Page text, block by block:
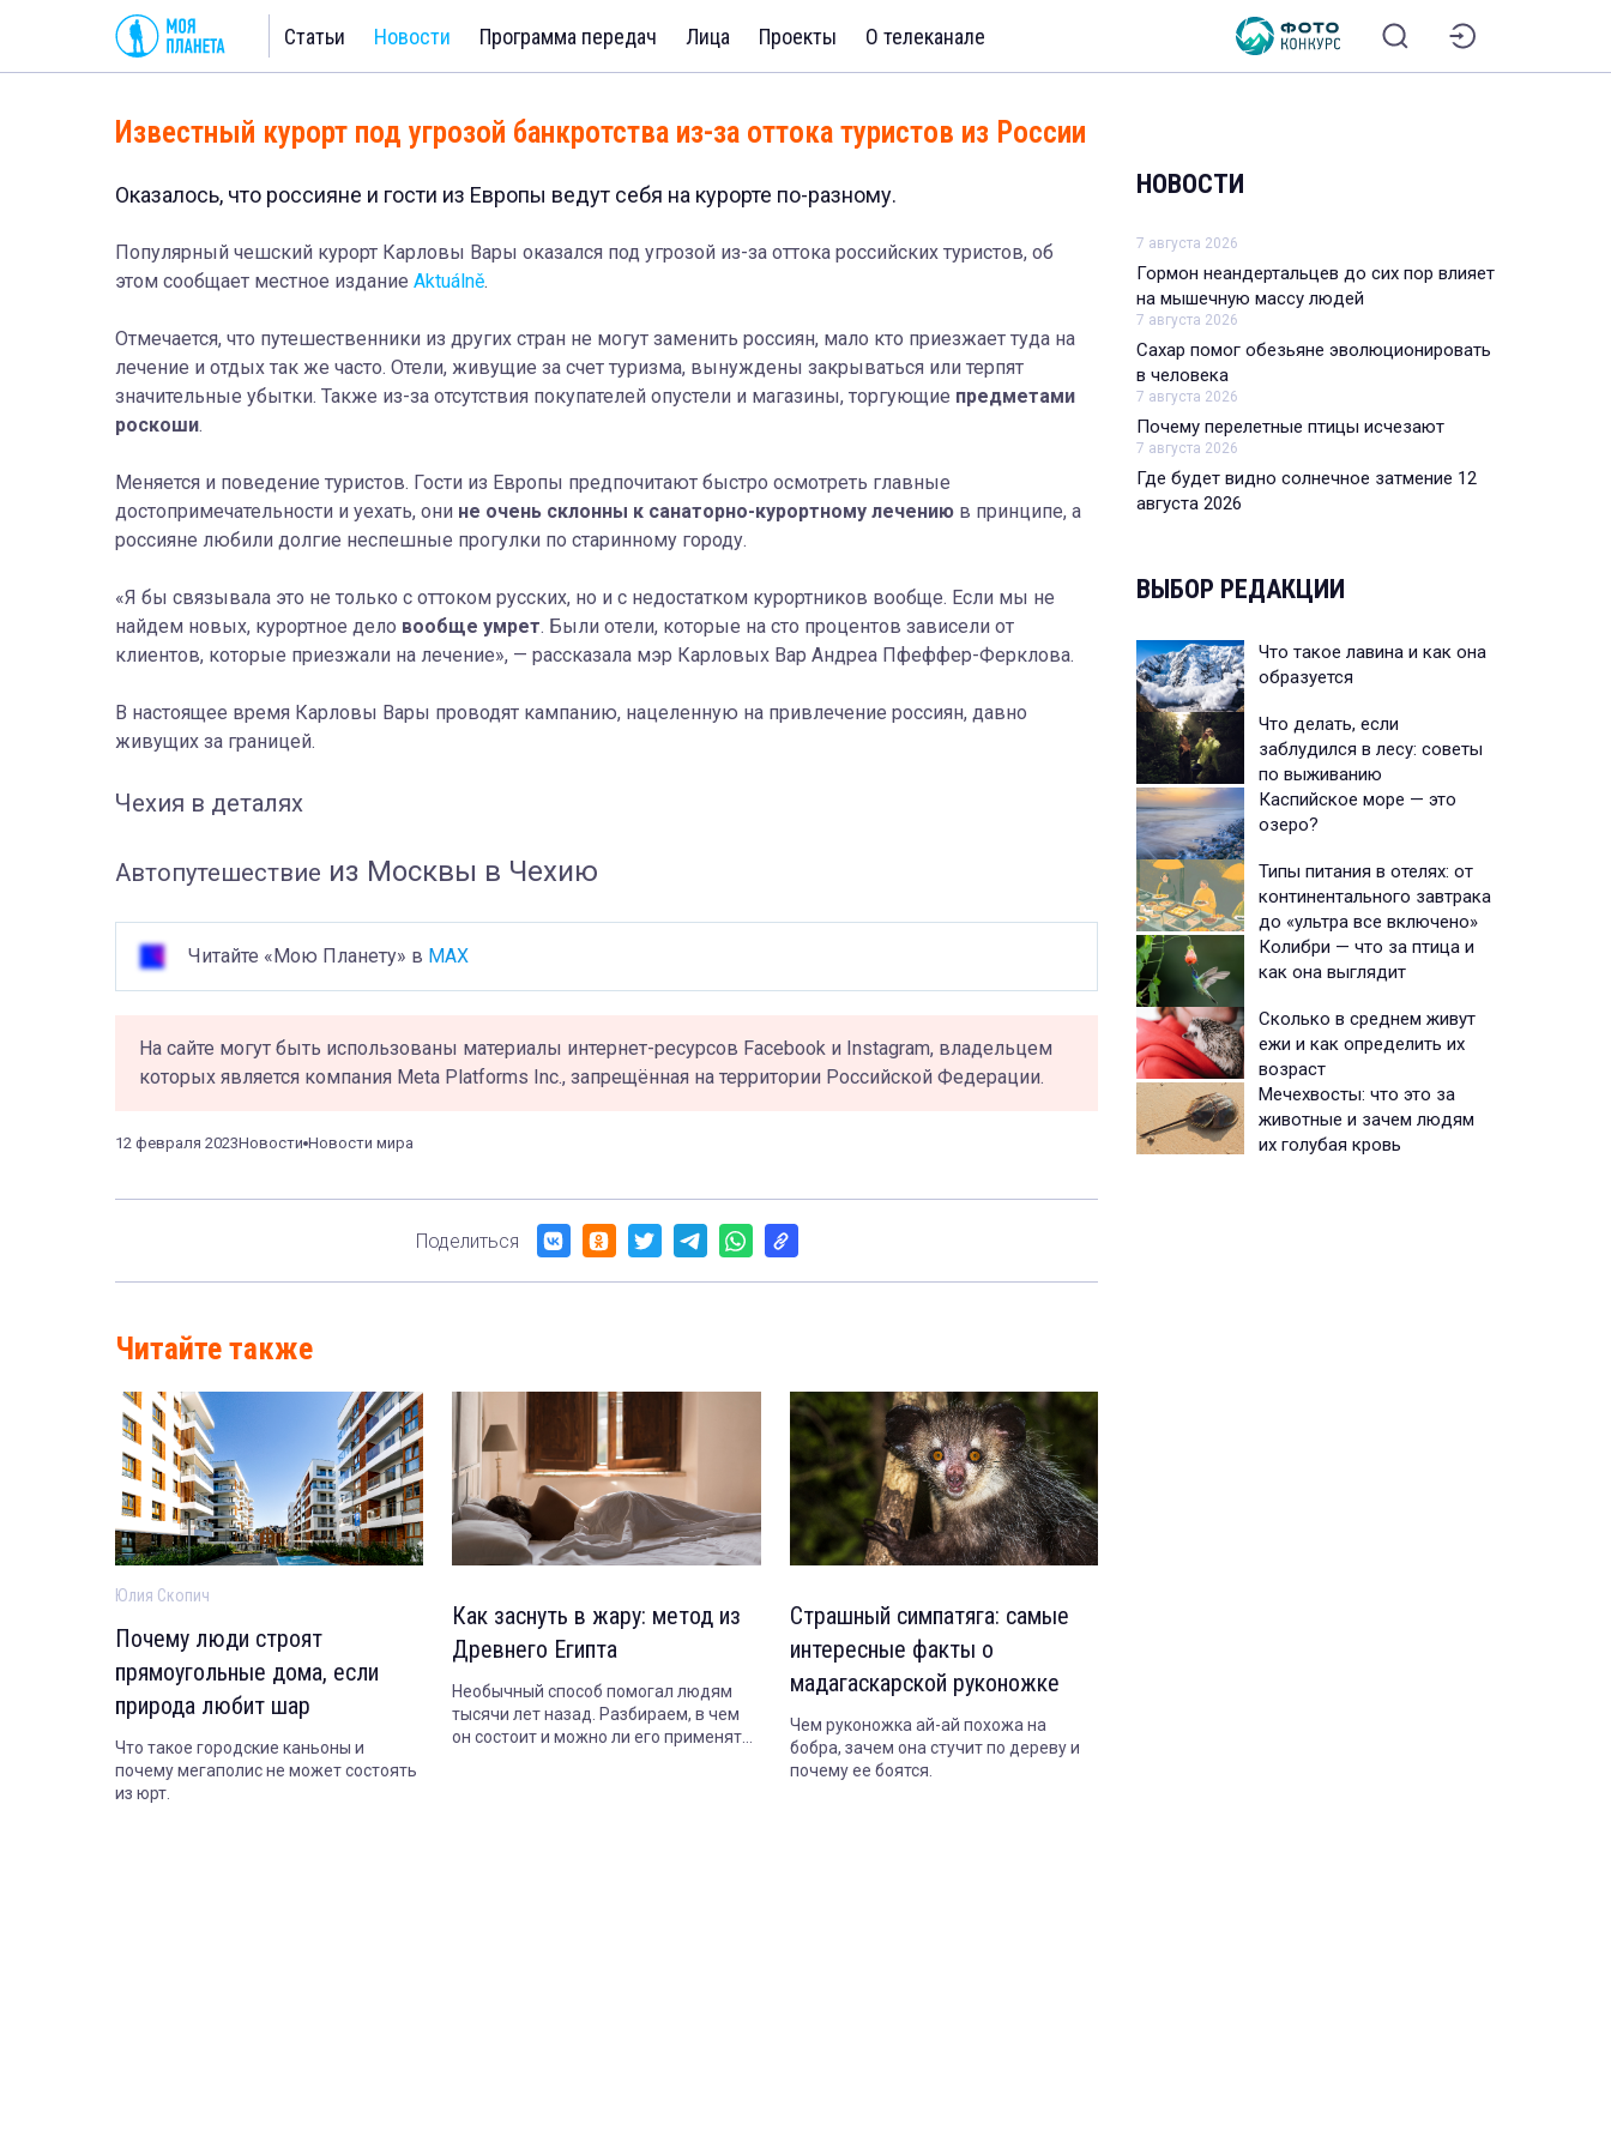
Статьи Новости Программа передач Лица Проекты О телеканале
Известный курорт под угрозой банкротства из-за оттока туристов из России
Оказалось, что россияне и гости из Европы ведут себя на курорте по-разному.
Популярный чешский курорт Карловы Вары оказался под угрозой из-за оттока российских туристов, об
этом сообщает местное издание Aktuálně.
Отмечается, что путешественники из других стран не могут заменить россиян, мало кто приезжает туда на
лечение и отдых так же часто. Отели, живущие за счет туризма, вынуждены закрываться или терпят
значительные убытки. Также из-за отсутствия покупателей опустели и магазины, торгующие предметами
роскоши.
Меняется и поведение туристов. Гости из Европы предпочитают быстро осмотреть главные
достопримечательности и уехать, они не очень склонны к санаторно-курортному лечению в принципе, а
россияне любили долгие неспешные прогулки по старинному городу.
«Я бы связывала это не только с оттоком русских, но и с недостатком курортников вообще. Если мы не
найдем новых, курортное дело вообще умрет. Были отели, которые на сто процентов зависели от
клиентов, которые приезжали на лечение», — рассказала мэр Карловых Вар Андреа Пфеффер-Ферклова.
В настоящее время Карловы Вары проводят кампанию, нацеленную на привлечение россиян, давно
живущих за границей.
Чехия в деталях
Автопутешествие из Москвы в Чехию
Читайте «Мою Планету» в MAX
На сайте могут быть использованы материалы интернет-ресурсов Facebook и Instagram, владельцем
которых является компания Meta Platforms Inc., запрещённая на территории Российской Федерации.
12 февраля 2023Новости Новости мира
Поделиться
Читайте также
Юлия Скопич
Почему люди строят
прямоугольные дома, если
природа любит шар
Что такое городские каньоны и
почему мегаполис не может состоять
из юрт.
Как заснуть в жару: метод из
Древнего Египта
Необычный способ помогал людям
тысячи лет назад. Разбираем, в чем
он состоит и можно ли его применять
Страшный симпатяга: самые
интересные факты о
мадагаскарской руконожке
Чем руконожка ай-ай похожа на
бобра, зачем она стучит по дереву и
почему ее боятся.
НОВОСТИ
7 августа 2026
Гормон неандертальцев до сих пор влияет
на мышечную массу людей
7 августа 2026
Сахар помог обезьяне эволюционировать
в человека
7 августа 2026
Почему перелетные птицы исчезают
7 августа 2026
Где будет видно солнечное затмение 12
августа 2026
ВЫБОР РЕДАКЦИИ
Что такое лавина и как она
образуется
Что делать, если
заблудился в лесу: советы
по выживанию
Каспийское море — это
озеро?
Типы питания в отелях: от
континентального завтрака
до «ультра все включено»
Колибри — что за птица и
как она выглядит
Сколько в среднем живут
ежи и как определить их
возраст
Мечехвосты: что это за
животные и зачем людям
их голубая кровь